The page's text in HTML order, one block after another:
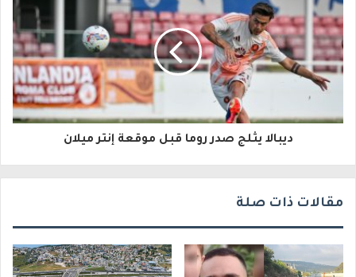
ل
ك
ت
و
ديبالا يثلج صدر روما قبل موقعة إنتر ميلان
مقالات ذات صلة